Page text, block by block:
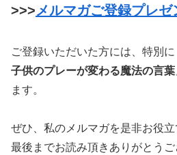
>>>メルマガご登録プレ
ご登録いただいた方には、特別に
子供のプレーが変わる魔法の言葉
ます。
ぜひ、私のメルマガを是非お役立
最後までお読み頂きありがとうご